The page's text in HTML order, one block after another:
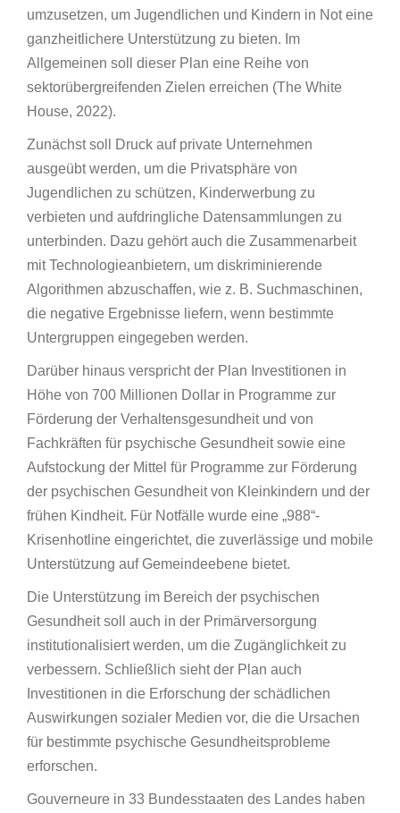
umzusetzen, um Jugendlichen und Kindern in Not eine
ganzheitlichere Unterstützung zu bieten. Im
Allgemeinen soll dieser Plan eine Reihe von
sektorübergreifenden Zielen erreichen (The White
House, 2022).
Zunächst soll Druck auf private Unternehmen
ausgeübt werden, um die Privatsphäre von
Jugendlichen zu schützen, Kinderwerbung zu
verbieten und aufdringliche Datensammlungen zu
unterbinden. Dazu gehört auch die Zusammenarbeit
mit Technologieanbietern, um diskriminierende
Algorithmen abzuschaffen, wie z. B. Suchmaschinen,
die negative Ergebnisse liefern, wenn bestimmte
Untergruppen eingegeben werden.
Darüber hinaus verspricht der Plan Investitionen in
Höhe von 700 Millionen Dollar in Programme zur
Förderung der Verhaltensgesundheit und von
Fachkräften für psychische Gesundheit sowie eine
Aufstockung der Mittel für Programme zur Förderung
der psychischen Gesundheit von Kleinkindern und der
frühen Kindheit. Für Notfälle wurde eine „988“-
Krisenhotline eingerichtet, die zuverlässige und mobile
Unterstützung auf Gemeindeebene bietet.
Die Unterstützung im Bereich der psychischen
Gesundheit soll auch in der Primärversorgung
institutionalisiert werden, um die Zugänglichkeit zu
verbessern. Schließlich sieht der Plan auch
Investitionen in die Erforschung der schädlichen
Auswirkungen sozialer Medien vor, die die Ursachen
für bestimmte psychische Gesundheitsprobleme
erforschen.
Gouverneure in 33 Bundesstaaten des Landes haben